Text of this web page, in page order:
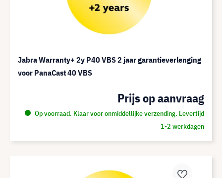
Jabra Warranty+ 2y P40 VBS 2 jaar garantieverlenging
voor PanaCast 40 VBS
Prijs op aanvraag
Op voorraad. Klaar voor onmiddellijke verzending. Levertijd
1-2 werkdagen